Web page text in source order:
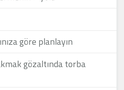
göre planlayın
gözaltında torba